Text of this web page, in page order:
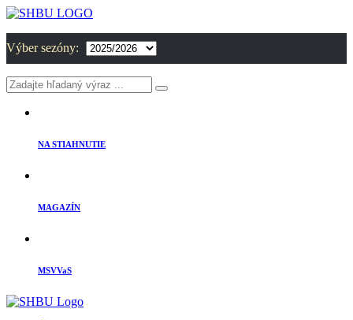
Výber sezóny:
NA STIAHNUTIE
MAGAZÍN
MSVVaS